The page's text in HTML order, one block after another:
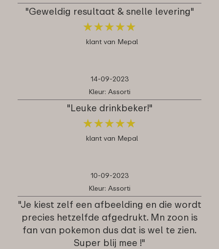
"Geweldig resultaat & snelle levering"
★★★★★
★★★★★
klant van Mepal
14-09-2023
Kleur: Assorti
"Leuke drinkbeker!"
★★★★★
★★★★★
klant van Mepal
10-09-2023
Kleur: Assorti
"Je kiest zelf een afbeelding en die wordt
precies hetzelfde afgedrukt. Mn zoon is
fan van pokemon dus dat is wel te zien.
Super blij mee !"